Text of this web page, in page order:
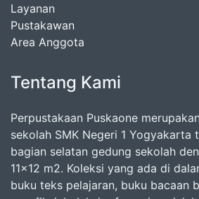
Layanan
Pustakawan
Area Anggota
Tentang Kami
Perpustakaan Puskaone
sekolah SMK Negeri 1 Yogyakarta
bagian selatan gedung sekolah
11x12 m2. Koleksi yang ada di
buku teks pelajaran, buku bacaan